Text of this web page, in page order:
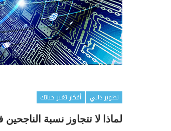
تطوير ذاتي
أفكار تغير حياتك
لماذا لا تتجاوز نسبة الناجحين في